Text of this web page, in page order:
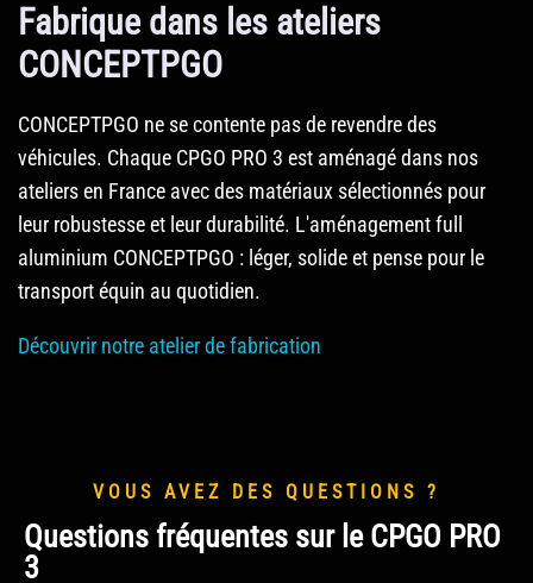
Fabrique dans les ateliers
CONCEPTPGO
CONCEPTPGO ne se contente pas de revendre des
véhicules. Chaque CPGO PRO 3 est aménagé dans nos
ateliers en France avec des matériaux sélectionnés pour
leur robustesse et leur durabilité. L'aménagement full
aluminium CONCEPTPGO : léger, solide et pense pour le
transport équin au quotidien.
Découvrir notre atelier de fabrication
VOUS AVEZ DES QUESTIONS ?
Questions fréquentes sur le CPGO PRO
3